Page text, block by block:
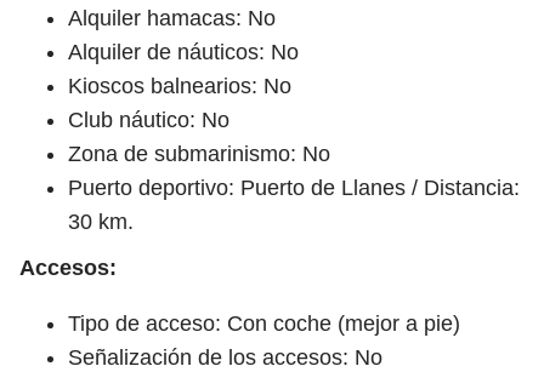
Alquiler hamacas: No
Alquiler de náuticos: No
Kioscos balnearios: No
Club náutico: No
Zona de submarinismo: No
Puerto deportivo: Puerto de Llanes / Distancia:
30 km.
Accesos:
Tipo de acceso: Con coche (mejor a pie)
Señalización de los accesos: No